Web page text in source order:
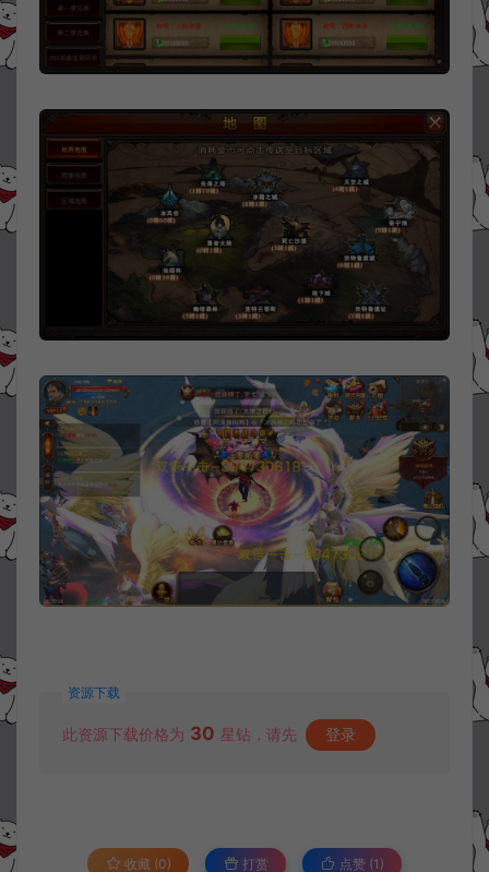
资源下载
此资源下载价格为 30 星钻，请先 登录
收藏 (0) 打赏 点赞 (1 )